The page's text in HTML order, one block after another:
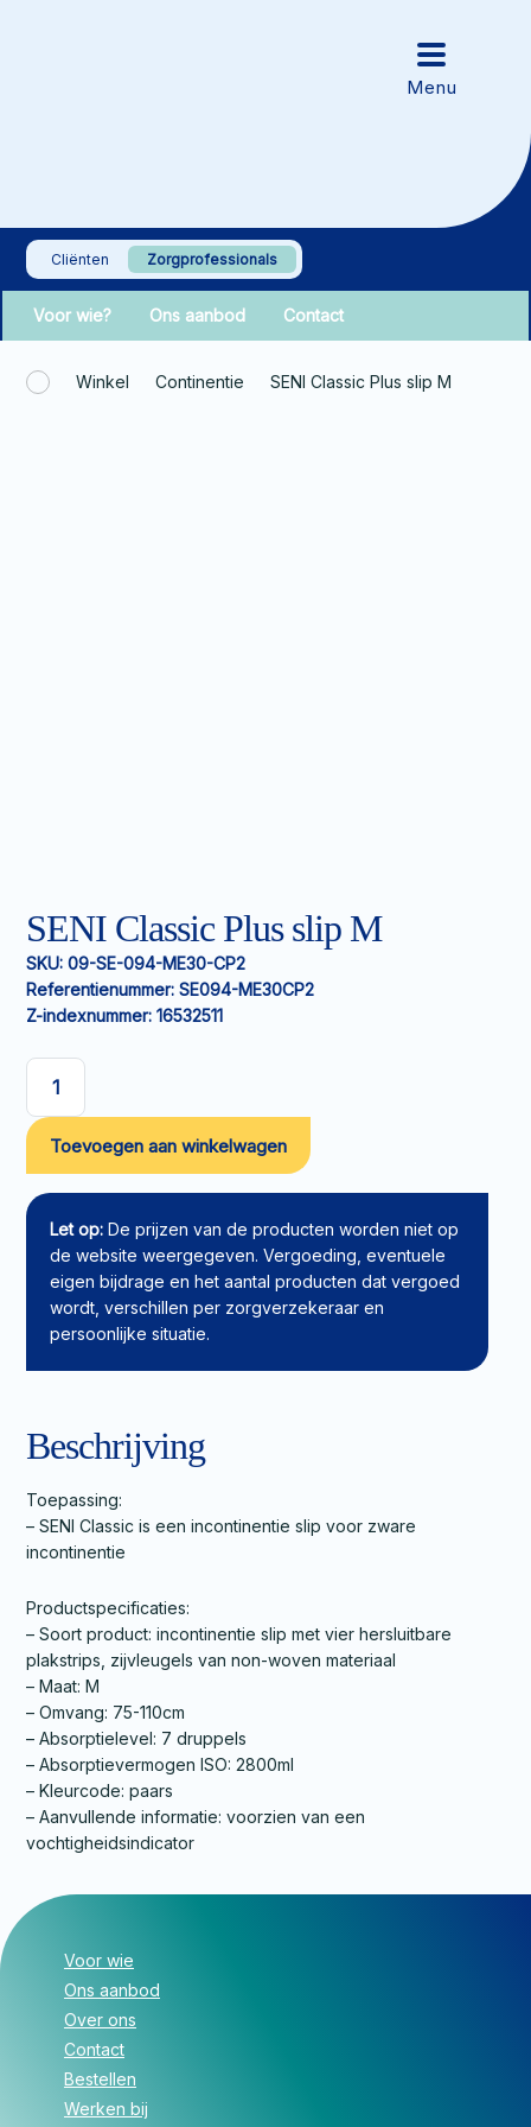
Cliënten Zorgprofessionals
Voor wie? Ons aanbod Contact
Winkel Continentie SENI Classic Plus slip M
SENI Classic Plus slip M
SKU: 09-SE-094-ME30-CP2
Referentienummer: SE094-ME30CP2
Z-indexnummer: 16532511
SENI
Classic
Plus
slip
M
aantal
Toevoegen aan winkelwagen
Let op: De prijzen van de producten worden niet op
de website weergegeven. Vergoeding, eventuele
eigen bijdrage en het aantal producten dat vergoed
wordt, verschillen per zorgverzekeraar en
persoonlijke situatie.
Beschrijving
Toepassing:
– SENI Classic is een incontinentie slip voor zware
incontinentie
Productspecificaties:
– Soort product: incontinentie slip met vier hersluitbare
plakstrips, zijvleugels van non-woven materiaal
– Maat: M
– Omvang: 75-110cm
– Absorptielevel: 7 druppels
– Absorptievermogen ISO: 2800ml
– Kleurcode: paars
– Aanvullende informatie: voorzien van een
vochtigheidsindicator
Voor wie
Ons aanbod
Over ons
Contact
Bestellen
Werken bij